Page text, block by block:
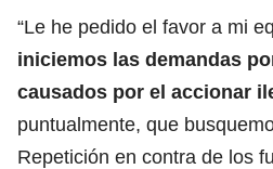
“Le he pedido el favor a mi
iniciemos las demandas
causados por el accionar
puntualmente, que
Repetición en contra de los